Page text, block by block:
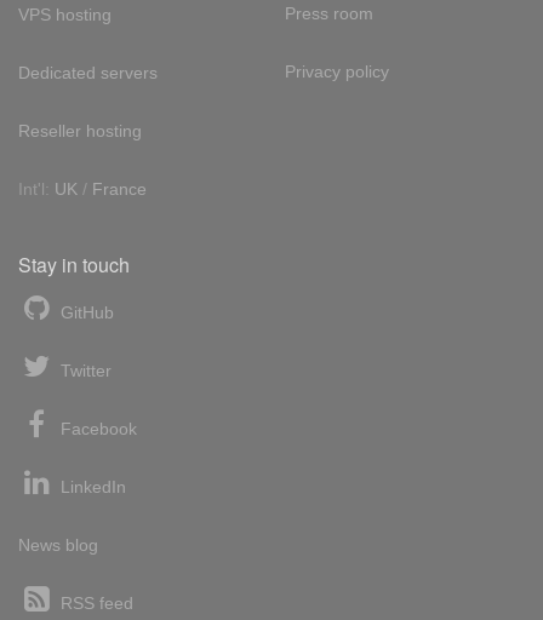
VPS hosting
Dedicated servers
Reseller hosting
Int'l: UK / France
Press room
Privacy policy
Stay in touch
GitHub
Twitter
Facebook
LinkedIn
News blog
RSS feed